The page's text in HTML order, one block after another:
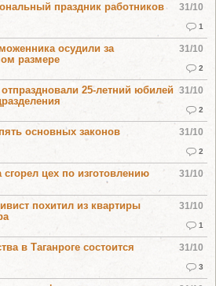
31/10
1
праздник работников
31/10
2
осудили за
размере
31/10
2
25-летний юбилей
31/10
2
основных законов
31/10
сгорел цех по изготовлению
31/10
1
похитил из квартиры
31/10
3
в Таганроге состоится